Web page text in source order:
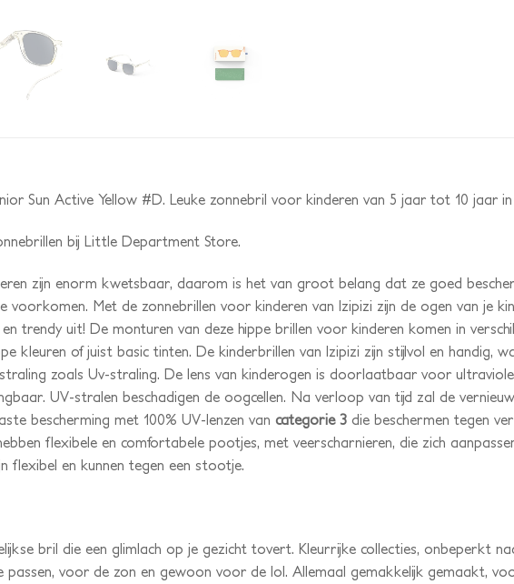
Sun Active Yellow #D. Leuke zonnebril voor kinderen van 5 jaar tot 10 jaar
bij Little Department Store.
zijn enorm kwetsbaar, daarom is het van groot belang dat ze goed
voorkomen. Met de zonnebrillen voor kinderen van Izipizi zijn de ogen van je
trendy uit! De monturen van deze hippe brillen voor kinderen komen in
kleuren of juist basic tinten. De kinderbrillen van Izipizi zijn stijlvol en handig,
straling zoals Uv-straling. De lens van kinderogen is doorlaatbaar voor
UV-stralen beschadigen de oogcellen. Na verloop van tijd zal de
bescherming met 100% UV-lenzen van categorie 3 die beschermen tegen
flexibele en comfortabele pootjes, met veerscharnieren, die zich
flexibel en kunnen tegen een stootje.
bril die een glimlach op je gezicht tovert. Kleurrijke collecties, onbeperkt
voor de zon en gewoon voor de lol. Allemaal gemakkelijk gemaakt,